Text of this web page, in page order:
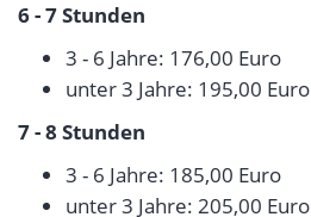
6 - 7 Stunden
3 - 6 Jahre: 176,00 Euro
unter 3 Jahre: 195,00 Euro
7 - 8 Stunden
3 - 6 Jahre: 185,00 Euro
unter 3 Jahre: 205,00 Euro